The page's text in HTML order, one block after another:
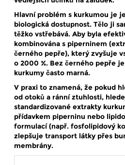
Hlavní problém s kurkumou je
biologická dostupnost. Tělo ji
těžko vstřebává. Aby byla
kombinována s piperninem
černého pepře), který zvyšuje
o 2000 %. Bez černého pepře
kurkumy často marná.
V praxi to znamená, že pokud
od otoků a ránní ztuhlosti,
standardizované extrakty
přídavkem piperninu nebo
formulací (např. fosfolipidový
zlepšuje transport látky přes
membrány.